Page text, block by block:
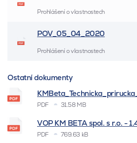
Prohlášení o vlastnostech
POV_05_04_2020
Prohlášení o vlastnostech
Ostatní dokumenty
PDF 31.58 MB
VOP KM BETA spol. s r.o. -
PDF 769.63 kB